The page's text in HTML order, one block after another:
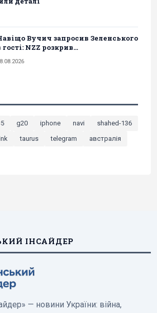
Вучич запросив Зеленського
гості: NZZ розкрив...
g20 iphone navi
shahed-136
taurus telegram
австралія
ІНСАЙДЕР
— новини України: війна,